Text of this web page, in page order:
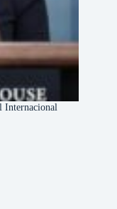
Internacional